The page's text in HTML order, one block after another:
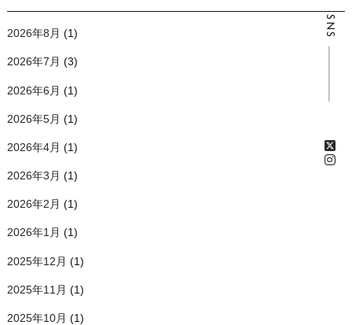
SNS
2026年8月 (1)
2026年7月 (3)
2026年6月 (1)
2026年5月 (1)
2026年4月 (1)
2026年3月 (1)
2026年2月 (1)
2026年1月 (1)
2025年12月 (1)
2025年11月 (1)
2025年10月 (1)